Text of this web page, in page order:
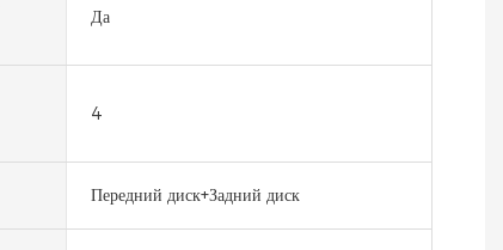
Да
4
Передний диск+Задний диск